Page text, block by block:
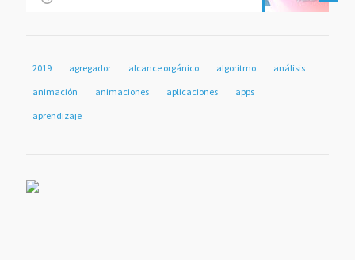
2019 agregador alcance orgánico algoritmo
análisis
animación
animaciones aplicaciones
apps
aprendizaje